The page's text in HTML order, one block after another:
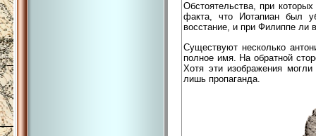
Обстоятельства, при
факта, что Иотапиан был
восстание, и при Филиппе ли
Существуют несколько
полное имя. На обратной
Хотя эти изображения
лишь пропаганда.